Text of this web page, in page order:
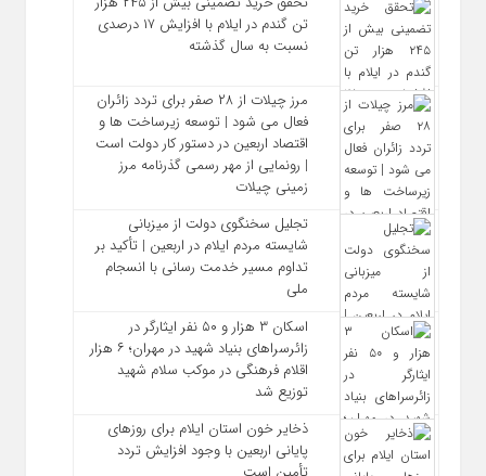
تن گندم در ایلام با افزایش ۱۷ درصدی
نسبت به سال گذشته
مرز چیلات از ۲۸ صفر برای تردد زائران
فعال می‌ شود | توسعه زیرساخت‌ ها و
اقتصاد اربعین در دستور کار دولت است
| رونمایی از مهر رسمی گذرنامه مرز
زمینی چیلات
تجلیل سخنگوی دولت از میزبانی
شایسته مردم ایلام در اربعین | تأکید بر
تداوم مسیر خدمت‌ رسانی با انسجام
ملی
اسکان ۳ هزار و ۵۰ نفر ایثارگر در
زائرسراهای بنیاد شهید در مهران؛ ۶ هزار
اقلام فرهنگی در موکب سلام شهید
توزیع شد
ذخایر خون استان ایلام برای روزهای
پایانی اربعین با وجود افزایش تردد